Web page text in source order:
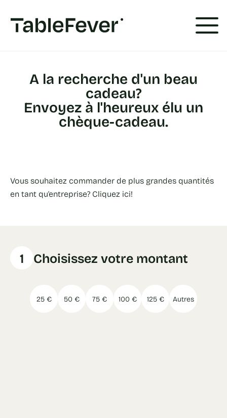
A la recherche d'un beau
cadeau?
Envoyez à l'heureux élu un
chèque-cadeau.
Vous souhaitez commander de plus grandes quantités
en tant qu'entreprise? Cliquez ici!
1 Choisissez votre montant
25 € 50 € 75 € 100 € 125 € Autres